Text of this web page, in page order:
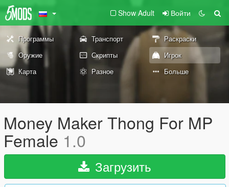
Show Adult Войти
Программы Транспорт
Раскраски
Оружие
Скрипты
Игрок
Карта
Разное Больше
Money Maker Thong For MP
Female 1.0
Загрузить